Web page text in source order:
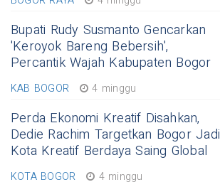
Bupati Rudy Susmanto Gencarkan
'Keroyok Bareng Bebersih',
Percantik Wajah Kabupaten Bogor
KAB BOGOR 4 minggu
Perda Ekonomi Kreatif Disahkan,
Dedie Rachim Targetkan Bogor Jadi
Kota Kreatif Berdaya Saing Global
KOTA BOGOR 4 minggu